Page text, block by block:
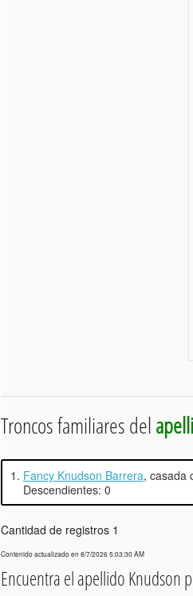
Troncos familiares del
1. Fancy Knudson Barrera, casada
Descendientes: 0
Cantidad de registros 1
Contenido actualizado en 8/7/2026 5:03:30 AM
Encuentra el apellido Knudson